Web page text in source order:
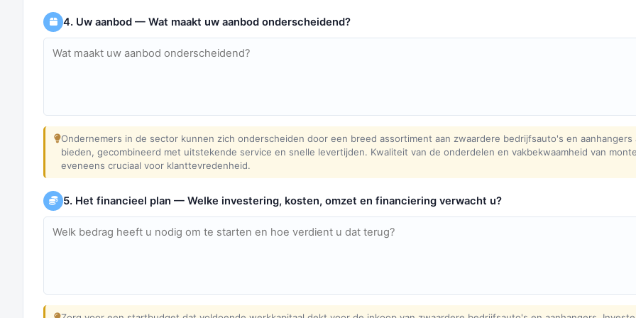
4. Uw aanbod — Wat maakt uw aanbod onderscheidend?
Ondernemers in de sector kunnen zich onderscheiden door een breed assortiment aan zwaardere bedrijfsauto's en aanhangers
bieden, gecombineerd met uitstekende service en snelle levertijden. Kwaliteit van de onderdelen en vakbekwaamheid van
eveneens cruciaal voor klanttevredenheid.
5. Het financieel plan — Welke investering, kosten, omzet en financiering verwacht u?